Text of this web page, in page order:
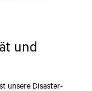
und
unsere Disaster-